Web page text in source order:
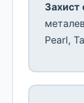
Захист
Pearl,